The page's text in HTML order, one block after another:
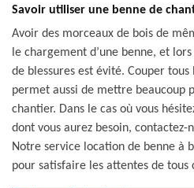
Savoir utiliser une benne de
Avoir des morceaux de bois de
le chargement d’une benne, et
de blessures est évité. Couper
permet aussi de mettre beaucoup
chantier. Dans le cas où vous
dont vous aurez besoin, contactez-
Notre service location de benne à
pour satisfaire les attentes de tous